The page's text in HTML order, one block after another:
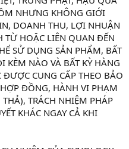
NHƯNG KHÔNG GIỚI
DOANH THU, LỢI NHUẬN
TỪ HOẶC LIÊN QUAN ĐẾN
SỬ DỤNG SẢN PHẨM, BẤT
KÈM NÀO VÀ BẤT KỲ HÀNG
CUNG CẤP THEO BẢO
ĐỒNG, HÀNH VI PHẠM
TRÁCH NHIỆM PHÁP
KHÁC NGAY CẢ KHI